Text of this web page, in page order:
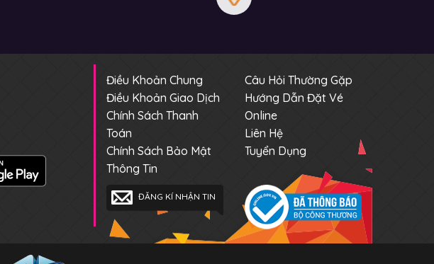
Điều Khoản Chung
Điều Khoản Giao Dịch
Chính Sách Thanh
Toán
Chính Sách Bảo Mật
Thông Tin
Câu Hỏi Thường Gặp
Hướng Dẫn Đặt Vé
Online
Liên Hệ
Tuyển Dụng
ĐĂNG KÍ NHẬN TIN